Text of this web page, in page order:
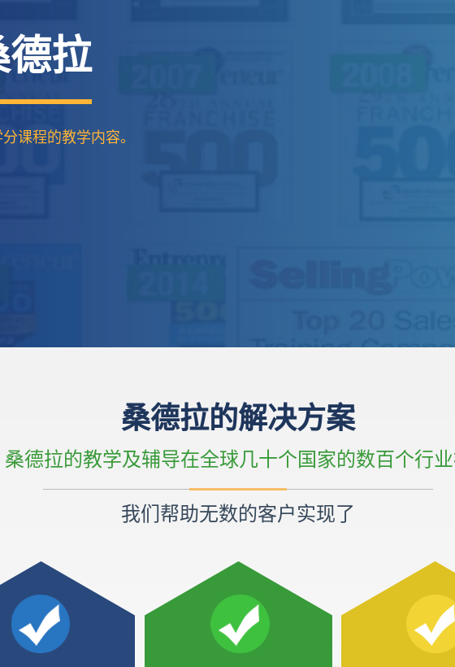
桑德拉的解决方案
德拉的教学及辅导在全球几十个国家的数百个行业
我们帮助无数的客户实现了